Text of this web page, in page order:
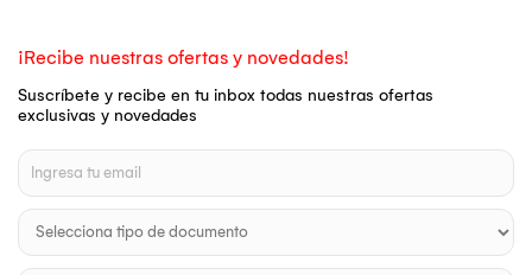
¡Recibe nuestras ofertas y novedades!
Suscríbete y recibe en tu inbox todas nuestras ofertas
exclusivas y novedades